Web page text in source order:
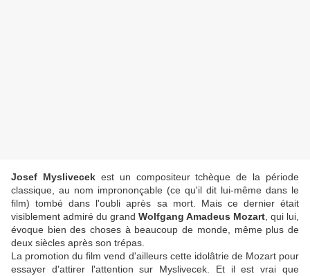
Josef Myslivecek est un compositeur tchèque de la période
classique, au nom imprononçable (ce qu'il dit lui-même dans le
film) tombé dans l'oubli après sa mort. Mais ce dernier était
visiblement admiré du grand Wolfgang Amadeus Mozart , qui lui,
évoque bien des choses à beaucoup de monde, même plus de
deux siècles après son trépas.
La promotion du film vend d'ailleurs cette idolâtrie de Mozart pour
essayer d'attirer l'attention sur Myslivecek. Et il est vrai que